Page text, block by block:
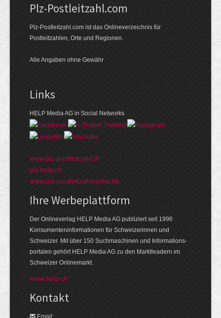
Plz-Postleitzahl.com
Plz-Postleitzahl.com ist das Onlineverzeichnis für
Postleitzahlen, Orte und Regionen.
Alle Angaben ohne Gewähr
Links
HELP Media AG in Social Networks
www.plz-postleitzahl.ch
plz.help.ch
www.plz-postleitzahlsuche.de
Ihre Werbeplattform
Der Onlineverlag HELP Media AG publiziert seit 1996
Konsumenten­informationen für Schweizerinnen und
Schweizer. Mit über 150 Suchmaschinen und Informations­
portalen gehört HELP Media AG zu den Markt­leadern im
Schweizer Onlinemarkt.
www.help.ch
Kontakt
Email: